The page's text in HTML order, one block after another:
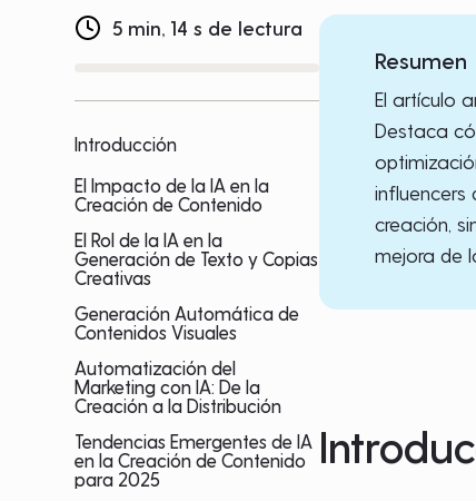
5 min, 14 s de lectura
Introducción
El Impacto de la IA en la
Creación de Contenido
El Rol de la IA en la
Generación de Texto y Copias
Creativas
Generación Automática de
Contenidos Visuales
Automatización del
Marketing con IA: De la
Creación a la Distribución
Tendencias Emergentes de IA
en la Creación de Contenido
para 2025
Resumen
El artículo
Destaca
influencers
creación,
mejora de